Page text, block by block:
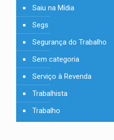
Saiu na Mídia
Segs
Segurança do Trabalho
Sem categoria
Serviço à Revenda
Trabalhista
Trabalho